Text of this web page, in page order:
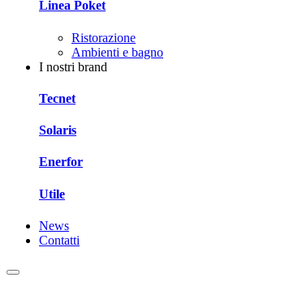
Linea Poket
Ristorazione
Ambienti e bagno
I nostri brand
Tecnet
Solaris
Enerfor
Utile
News
Contatti